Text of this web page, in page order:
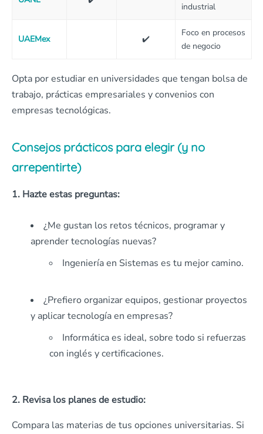
industrial
UAEMex ✔️
Foco en procesos
de negocio
Opta por estudiar en universidades que tengan bolsa de
trabajo, prácticas empresariales y convenios con
empresas tecnológicas.
Consejos prácticos para elegir (y no
arrepentirte)
1. Hazte estas preguntas:
¿Me gustan los retos técnicos, programar y
aprender tecnologías nuevas?
Ingeniería en Sistemas es tu mejor camino.
¿Prefiero organizar equipos, gestionar proyectos
y aplicar tecnología en empresas?
Informática es ideal, sobre todo si refuerzas
con inglés y certificaciones.
2. Revisa los planes de estudio:
Compara las materias de tus opciones universitarias. Si